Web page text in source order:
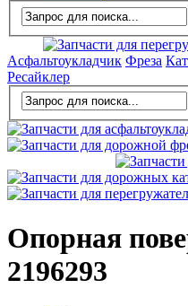
Асфальтоукладчик Фреза
Ресайклер
Опорная
2196293